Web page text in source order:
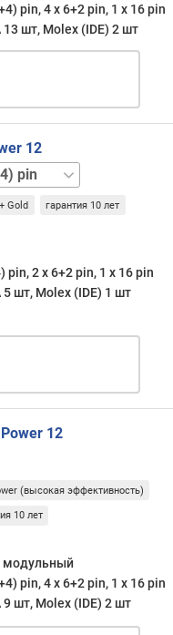
pin, 4 х 6+2 pin, 1 x 16 pin
13 шт, Molex (IDE) 2 шт
12
Gold гарантия 10 лет
pin, 2 х 6+2 pin, 1 x 16 pin
5 шт, Molex (IDE) 1 шт
12
(высокая эффективность)
10 лет
модульный
pin, 4 х 6+2 pin, 1 x 16 pin
9 шт, Molex (IDE) 2 шт